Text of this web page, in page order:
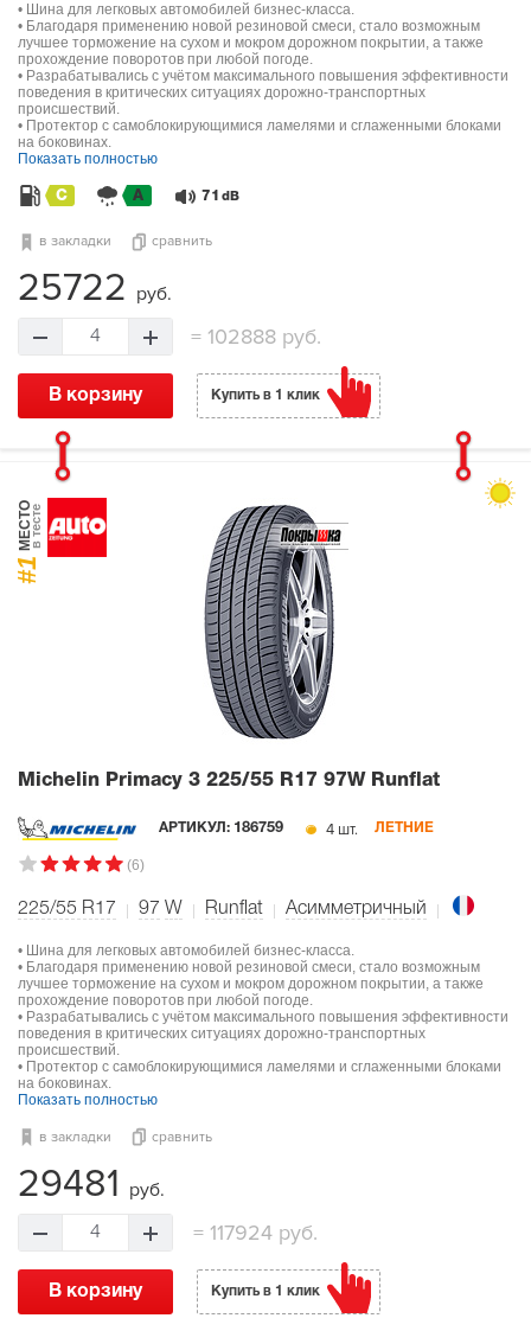
• Шина для легковых автомобилей бизнес-класса.
• Благодаря применению новой резиновой смеси, стало возможным
лучшее торможение на сухом и мокром дорожном покрытии, а также
прохождение поворотов при любой погоде.
• Разрабатывались с учётом максимального повышения эффективности
поведения в критических ситуациях дорожно-транспортных
происшествий.
• Протектор с самоблокирующимися ламелями и сглаженными блоками
на боковинах.
Показать полностью
C A 71 dB
в закладки сравнить
25722 руб.
4 =102888 руб.
В корзину Купить в 1 клик
#1
МЕСТОв тесте
Michelin Primacy 3 225/55 R17 97W Runflat
АРТИКУЛ: 186759 4 шт. ЛЕТНИЕ
(6)
225/55 R17 97 W Runflat Асимметричный
• Шина для легковых автомобилей бизнес-класса.
• Благодаря применению новой резиновой смеси, стало возможным
лучшее торможение на сухом и мокром дорожном покрытии, а также
прохождение поворотов при любой погоде.
• Разрабатывались с учётом максимального повышения эффективности
поведения в критических ситуациях дорожно-транспортных
происшествий.
• Протектор с самоблокирующимися ламелями и сглаженными блоками
на боковинах.
Показать полностью
в закладки сравнить
29481 руб.
4 = 117924 руб.
В корзину Купить в 1 клик